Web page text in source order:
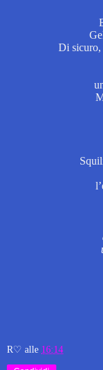
Di sicuro,
R♡ alle 16:14